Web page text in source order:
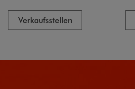
Verkaufsstellen